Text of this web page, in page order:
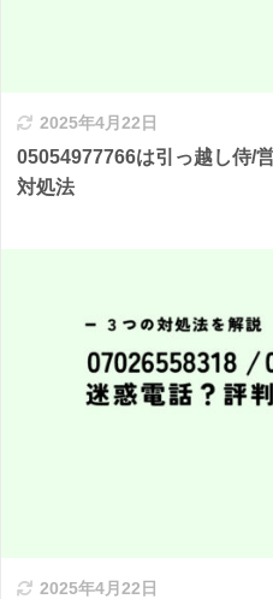
2025年4月22日
05054977766は引っ越し侍/
対処法
2025年4月22日